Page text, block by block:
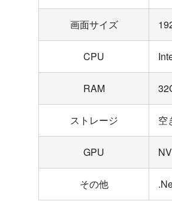
画面サイズ
CPU
RAM
ストレージ 空
GPU
その他